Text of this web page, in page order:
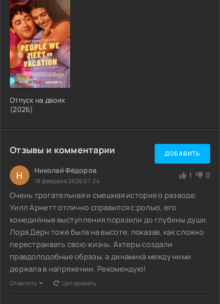
Отпуск на двоих
(2026)
Отзывы и комментарии ДОБАВИТЬ
Н Николай Фёдоров
18 февраля 2026 07:24
1 0
Очень трогательная и смешная история о разводе.
Уилл Арнетт отлично справился с ролью, его
комедийные выступления поразили до глубины души.
Лора Дерн тоже была на высоте, показав, как сложно
перестраивать свою жизнь. Актеры создали
правдоподобные образы, а динамика между ними
держала в напряжении. Рекомендую!
Ответить Цитировать